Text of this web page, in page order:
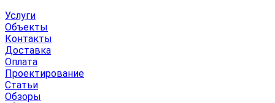
Услуги
Объекты
Контакты
Доставка
Оплата
Проектирование
Статьи
Обзоры